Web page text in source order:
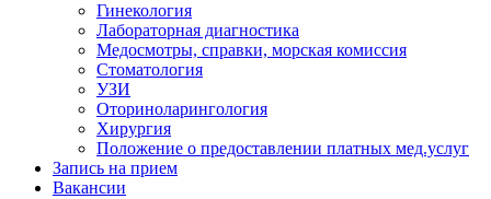
Гинекология
Лабораторная диагностика
Медосмотры, справки, морская комиссия
Стоматология
УЗИ
Оториноларингология
Хирургия
Положение о предоставлении платных мед.услуг
Запись на прием
Вакансии